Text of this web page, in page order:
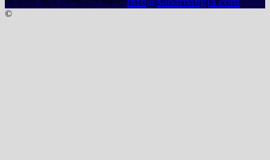
©